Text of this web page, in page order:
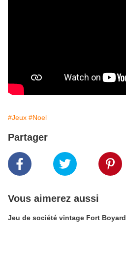
#Jeux #Noel
Partager
Vous aimerez aussi
Jeu de société vintage Fort Boyard